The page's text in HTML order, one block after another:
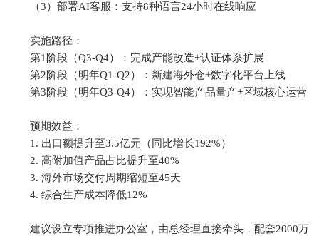
（3）部署AI客服：支持8种语言24小时在线响应
实施路径：
第1阶段（Q3-Q4）：完成产能改造+认证体系扩展
第2阶段（明年Q1-Q2）：新建海外仓+数字化平台上线
第3阶段（明年Q3-Q4）：实现智能产品量产+区域核心运营
预期效益：
1. 出口额提升至3.5亿元（同比增长192%）
2. 高附加值产品占比提升至40%
3. 海外市场交付周期缩短至45天
4. 综合生产成本降低12%
建议设立专项推进办公室，由总经理直接牵头，配套2000万